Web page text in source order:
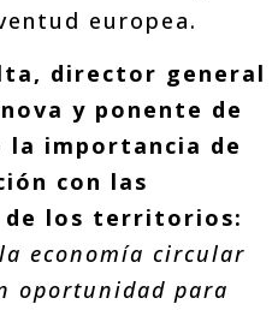
europea.
director general
y ponente de
la importancia de
con las
de los territorios:
economía circular
oportunidad para